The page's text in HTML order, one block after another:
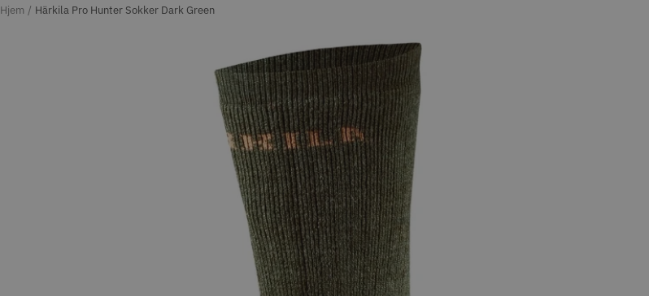
Hjem Härkila Pro Hunter Sokker Dark Green
Natoptik